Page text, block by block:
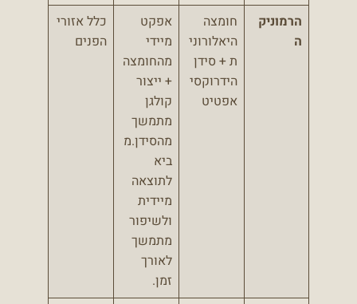
הרמוניק
ה
חומצה
היאלורוני
ת + סידן
הידרוקסי
אפטיט
אפקט
מיידי
מהחומצה
+ ייצור
קולגן
מתמשך
מהסידן.מ
ביא
לתוצאה
מיידית
ולשיפור
מתמשך
לאורך
זמן.
כלל אזורי
הפנים